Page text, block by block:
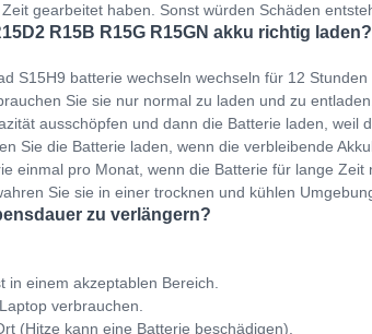
gearbeitet haben. Sonst würden Schäden
R15B R15G R15GN akku richtig laden?
S15H9 batterie wechseln wechseln für 12 Stunden
Sie sie nur normal zu laden und zu entladen.
ausschöpfen und dann die Batterie laden, weil
Sie die Batterie laden, wenn die verbleibende
einmal pro Monat, wenn die Batterie für lange Zeit
Sie sie in einer trocknen und kühlen
zu verlängern?
einem akzeptablen Bereich.
verbrauchen.
(Hitze kann eine Batterie beschädigen).